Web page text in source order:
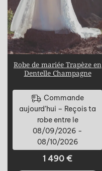
Robe de mariée Trapèze en
Dentelle Champagne
Commande
aujourd’hui – Reçois ta
robe entre le
08/09/2026 -
08/10/2026
1 490 €